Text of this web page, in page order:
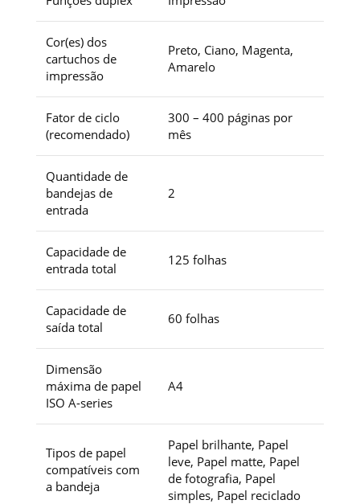
Cor(es) dos
cartuchos de
impressão
Preto, Ciano, Magenta,
Amarelo
Fator de ciclo
(recomendado)
300 – 400 páginas por
mês
Quantidade de
bandejas de
entrada
2
Capacidade de
entrada total
125 folhas
Capacidade de
saída total
60 folhas
Dimensão
máxima de papel
ISO A-series
A4
Tipos de papel
compatíveis com
a bandeja
Papel brilhante, Papel
leve, Papel matte, Papel
de fotografia, Papel
simples, Papel reciclado